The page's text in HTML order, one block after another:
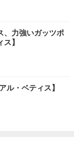
、力強いガッツポ
】
ル・ベティス】